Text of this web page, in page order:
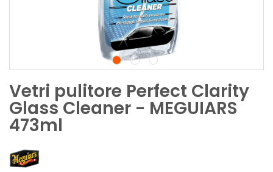
Vetri pulitore Perfect Clarity
Glass Cleaner - MEGUIARS
473ml